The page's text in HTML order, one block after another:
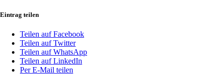
Eintrag teilen
Teilen auf Facebook
Teilen auf Twitter
Teilen auf WhatsApp
Teilen auf LinkedIn
Per E-Mail teilen